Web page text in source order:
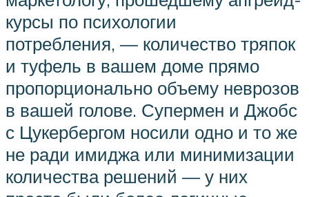
курсы по психологии
потребления, — количество тряпок
и туфель в вашем доме прямо
пропорционально объему неврозов
в вашей голове. Супермен и Джобс
с Цукербергом носили одно и то же
не ради имиджа или минимизации
количества решений — у них